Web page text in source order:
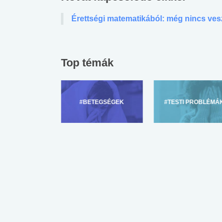
Érettségi matematikából: még nincs
Top témák
#BETEGSÉGEK #TESTI